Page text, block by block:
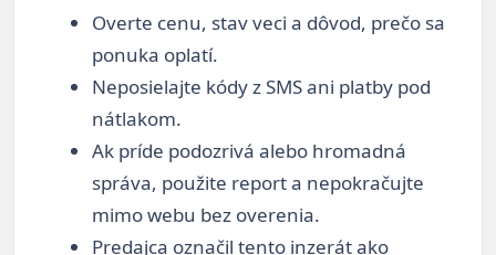
Overte cenu, stav veci a dôvod, prečo sa
ponuka oplatí.
Neposielajte kódy z SMS ani platby pod
nátlakom.
Ak príde podozrivá alebo hromadná
správa, použite report a nepokračujte
mimo webu bez overenia.
Predajca označil tento inzerát ako